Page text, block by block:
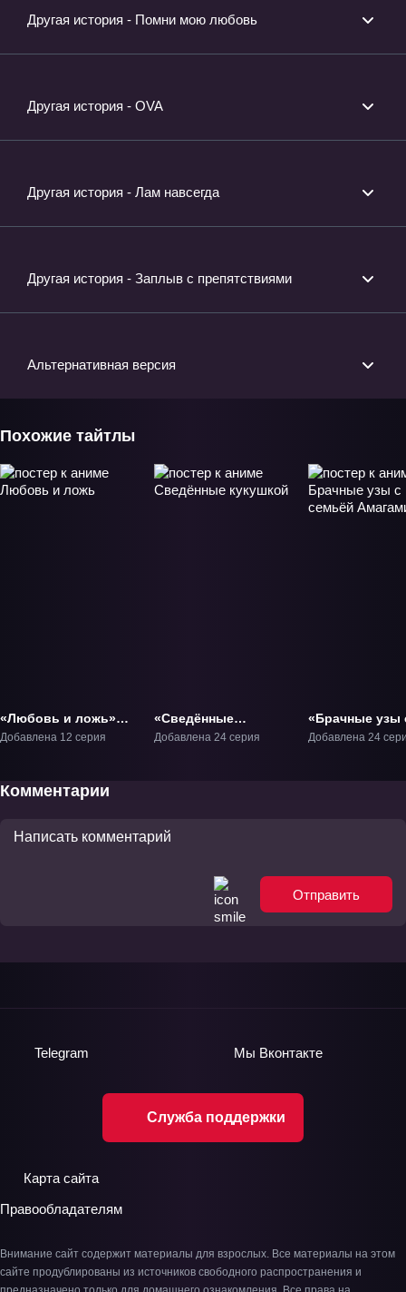
Другая история - Помни мою любовь
Другая история - OVA
Другая история - Лам навсегда
Другая история - Заплыв с препятствиями
Альтернативная версия
Похожие тайтлы
«Любовь и ложь»
ТВ-1
Добавлена 12 серия
«Сведённые
кукушкой» ТВ-1
Добавлена 24 серия
«Брачные узы
семьёй
Добавлена 24
Комментарии
Отправить
Служба поддержки
Telegram Мы Вконтакте
Карта сайта
Правообладателям
Внимание сайт содержит материалы для взрослых. Все материалы на этом
сайте продублированы из источников свободного распространения и